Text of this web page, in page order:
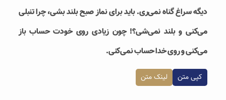
دیگه سراغ گناه نمی‌ری. باید برای نماز صبح بلند بشی، چرا تنبلی
می‌کنی و بلند نمی‌شی؟! چون زیادی روی خودت حساب باز
می‌کنی و روی خدا حساب نمی‌کنی.
کپی متن لینک متن